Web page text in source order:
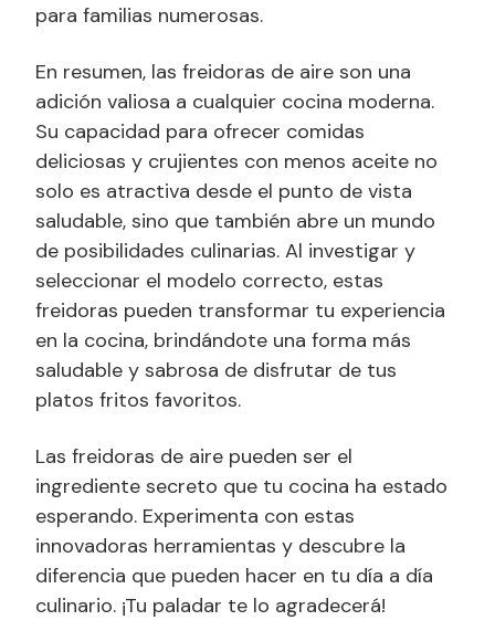
para familias numerosas.
En resumen, las freidoras de aire son una
adición valiosa a cualquier cocina moderna.
Su capacidad para ofrecer comidas
deliciosas y crujientes con menos aceite no
solo es atractiva desde el punto de vista
saludable, sino que también abre un mundo
de posibilidades culinarias. Al investigar y
seleccionar el modelo correcto, estas
freidoras pueden transformar tu experiencia
en la cocina, brindándote una forma más
saludable y sabrosa de disfrutar de tus
platos fritos favoritos.
Las freidoras de aire pueden ser el
ingrediente secreto que tu cocina ha estado
esperando. Experimenta con estas
innovadoras herramientas y descubre la
diferencia que pueden hacer en tu día a día
culinario. ¡Tu paladar te lo agradecerá!